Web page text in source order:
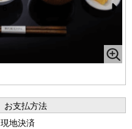
e
xt
6
お支払方法
現地決済